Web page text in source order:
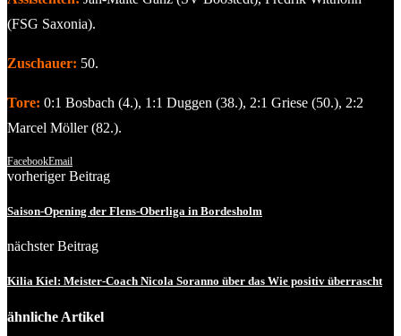
(FSG Saxonia).
Zuschauer: 50.
Tore: 0:1 Bosbach (4.), 1:1 Duggen (38.), 2:1 Griese (50.), 2:2
Marcel Möller (82.).
FacebookEmail
vorheriger Beitrag
Saison-Opening der Flens-Oberliga in Bordesholm
nächster Beitrag
Kilia Kiel: Meister-Coach Nicola Soranno über das Wie positiv überrascht
ähnliche Artikel